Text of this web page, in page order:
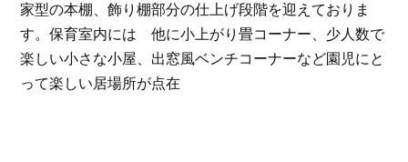
家型の本棚、飾り棚部分の仕上げ段階を迎えておりま
す。保育室内には 他に小上がり畳コーナー、少人数で
楽しい小さな小屋、出窓風ベンチコーナーなど園児にと
って楽しい居場所が点在